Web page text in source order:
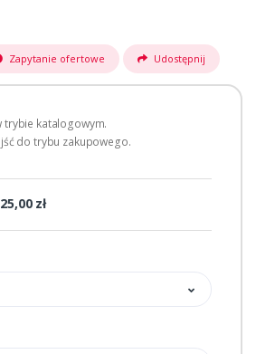
Zapytanie ofertowe Udostępnij
trybie katalogowym.
do trybu zakupowego.
25,00 zł